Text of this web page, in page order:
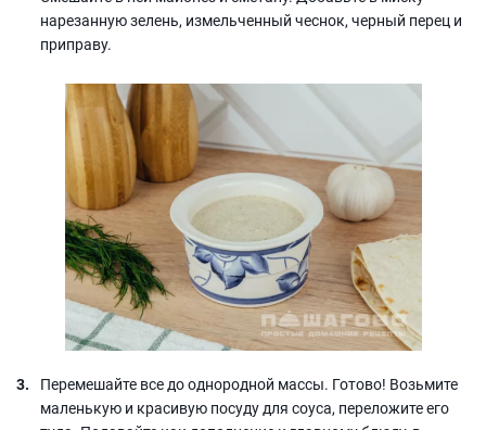
нарезанную зелень, измельченный чеснок, черный перец и
приправу.
Перемешайте все до однородной массы. Готово! Возьмите
маленькую и красивую посуду для соуса, переложите его